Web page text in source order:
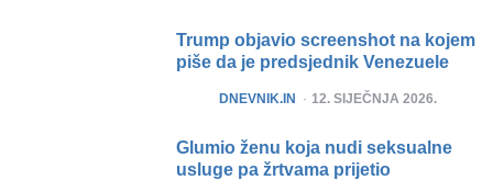
Trump objavio screenshot na kojem
piše da je predsjednik Venezuele
POSTED
DNEVNIK.IN 12. SIJEČNJA 2026.
Glumio ženu koja nudi seksualne
usluge pa žrtvama prijetio